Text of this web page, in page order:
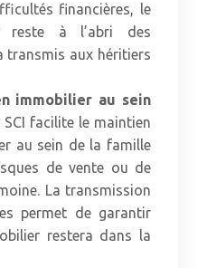
financières, le
reste à l’abri des
transmis aux héritiers
immobilier au sein
SCI facilite le maintien
au sein de la famille
de vente ou de
La transmission
permet de garantir
restera dans la